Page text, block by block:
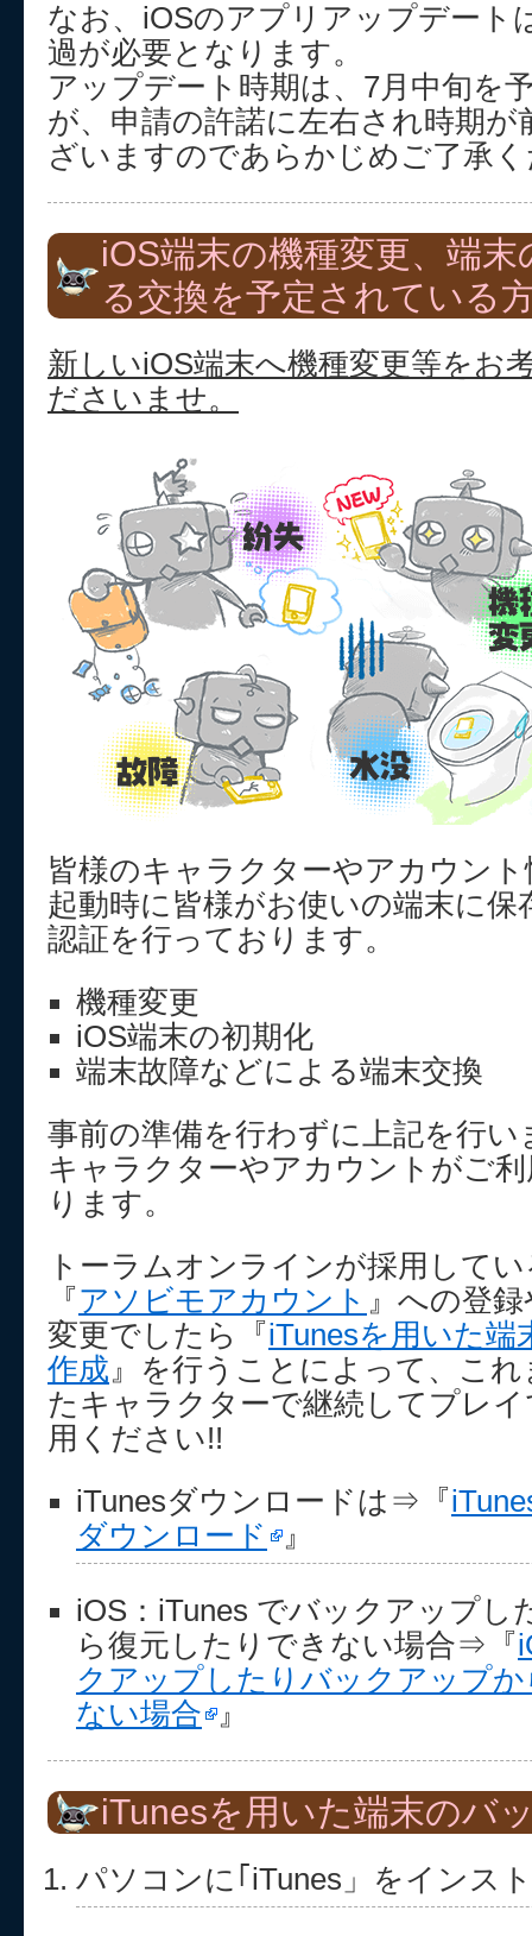
なお、iOSのアプリアップデート
過が必要となります。
アップデート時期は、7月中旬を
が、申請の許諾に左右され時期が
ざいますのであらかじめご了承
iOS端末の機種変更、端
る交換を予定されている
新しいiOS端末へ機種変更等をお
ださいませ。
皆様のキャラクターやアカウン
起動時に皆様がお使いの端末に保
認証を行っております。
機種変更
iOS端末の初期化
端末故障などによる端末交換
事前の準備を行わずに上記を行
キャラクターやアカウントがご
ります。
トーラムオンラインが採用して
『アソビモアカウント 』への登
変更でしたら『iTunesを用いた
作成 』を行うことによって、こ
たキャラクターで継続してプレ
用ください!!
iTunesダウンロードは⇒『
ダウンロード
』
iOS：iTunes でバックアップし
ら復元したりできない場合⇒『
クアップしたりバックアップ
ない場合
』
iTunesを用いた端末のバ
パソコンに｢iTunes」をインス